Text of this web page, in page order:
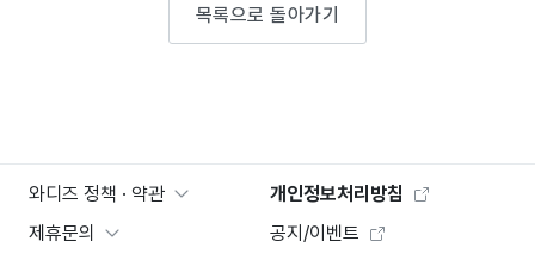
목록으로 돌아가기
와디즈 정책 · 약관
개인정보처리방침
제휴문의
공지/이벤트